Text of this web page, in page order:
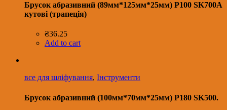
Брусок абразивний (89мм*125мм*25мм) Р100 SK700A
кутові (трапеція)
₴36.25
Add to cart
все для шліфування, Інструменти
Брусок абразивний (100мм*70мм*25мм) Р180 SK500.